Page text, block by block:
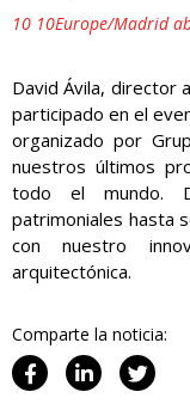
10 10Europe/Madrid
David Ávila, director
participado en el
organizado por
nuestros últimos
todo el mundo.
patrimoniales hasta
con nuestro
arquitectónica.
Comparte la noticia: